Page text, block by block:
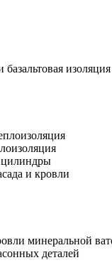
изоляция
и кровли
минеральной
деталей